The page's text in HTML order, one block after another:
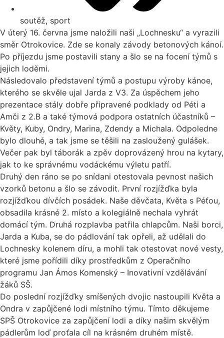
soutěž, sport
V úterý 16. června jsme naložili naši „Lochnesku“ a vyrazili
směr Otrokovice. Zde se konaly závody betonových kánoí.
Po příjezdu jsme postavili stany a šlo se na focení týmů s
jejich loděmi.
Následovalo představení týmů a postupu výroby kánoe,
kterého se skvěle ujal Jarda z V3. Za úspěchem jeho
prezentace stály dobře připravené podklady od Péti a
Amči z 2.B a také týmová podpora ostatních účastníků –
Květy, Kuby, Ondry, Marina, Zdendy a Michala. Odpoledne
bylo dlouhé, a tak jsme se těšili na zasloužený gulášek.
Večer pak byl táborák a zpěv doprovázený hrou na kytary,
jak to ke správnému vodáckému výletu patří.
Druhý den ráno se po snídani otestovala pevnost našich
vzorků betonu a šlo se závodit. První rozjížďka byla
rozjížďkou dívčích posádek. Naše děvčata, Květa s Péťou,
obsadila krásné 2. místo a kolegiálně nechala vyhrát
domácí tým. Druhá rozplavba patřila chlapcům. Naši borci,
Jarda a Kuba, se do pádlování tak opřeli, až udělali do
Lochnesky kolenem díru, a mohli tak otestovat nové vesty,
které jsme pořídili díky prostředkům z Operačního
programu Jan Ámos Komenský – Inovativní vzdělávání
žáků SŠ.
Do poslední rozjížďky smíšených dvojic nastoupili Květa a
Ondra v zapůjčené lodi místního týmu. Tímto děkujeme
SPŠ Otrokovice za zapůjčení lodi a díky našim skvělým
pádlerům loď proťala cíl na krásném druhém místě.